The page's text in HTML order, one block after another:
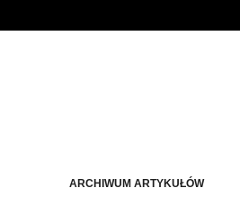
ARCHIWUM ARTYKUŁÓW